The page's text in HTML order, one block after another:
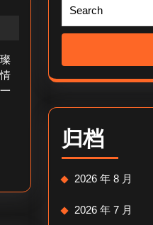
Search
归档
2026 年 8 月
2026 年 7 月